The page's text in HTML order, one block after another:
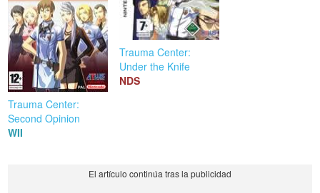
Trauma Center:
Second Opinion
WII
Trauma Center:
Under the Knife
NDS